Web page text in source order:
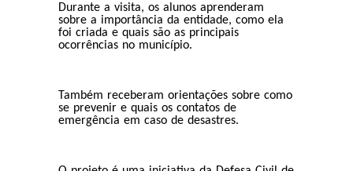
Durante a visita, os alunos aprenderam
sobre a importância da entidade, como ela
foi criada e quais são as principais
ocorrências no município.
Também receberam orientações sobre como
se prevenir e quais os contatos de
emergência em caso de desastres.